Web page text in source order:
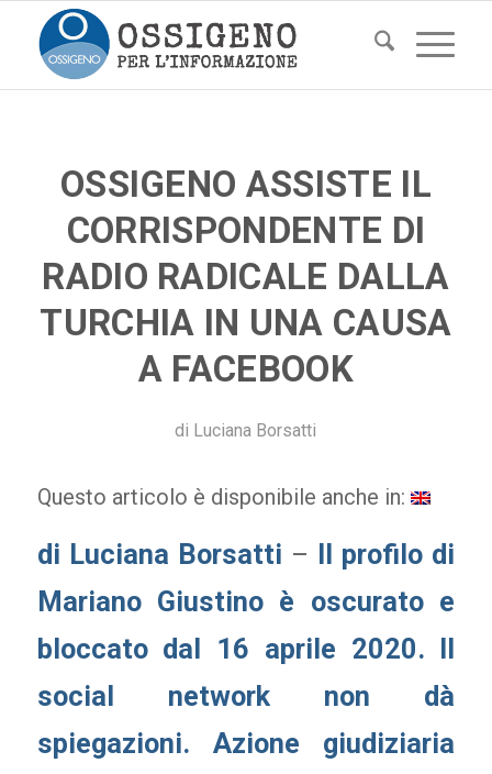
OSSIGENO ASSISTE IL
CORRISPONDENTE DI
RADIO RADICALE DALLA
TURCHIA IN UNA CAUSA
A FACEBOOK
di Luciana Borsatti
Questo articolo è disponibile anche in:
di Luciana Borsatti – Il profilo di
Mariano Giustino è oscurato e
bloccato dal 16 aprile 2020. Il
social network non dà
spiegazioni. Azione giudiziaria